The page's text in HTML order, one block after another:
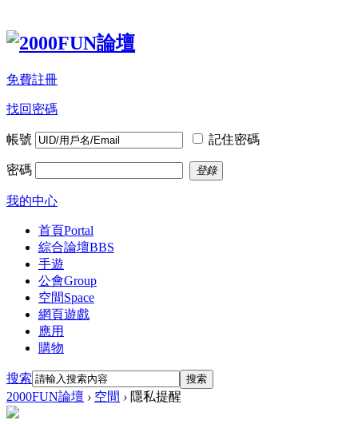
免費註冊
找回密碼
帳號 記住密碼
密碼 登錄
我的中心
首頁Portal
綜合論壇BBS
手遊
公會Group
空間Space
網頁遊戲
應用
購物
搜索 搜索
2000FUN論壇 › 空間 › 隱私提醒